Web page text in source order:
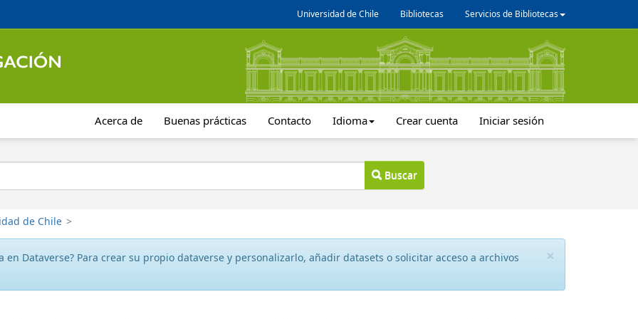
Universidad de Chile Bibliotecas Servicios de Bibliotecas
Acerca de Buenas prácticas Contacto Idioma Crear cuenta Iniciar sesión
Buscar
de Chile >
×
en Dataverse? Para crear su propio dataverse y personalizarlo, añadir datasets o solicitar acceso a archivos